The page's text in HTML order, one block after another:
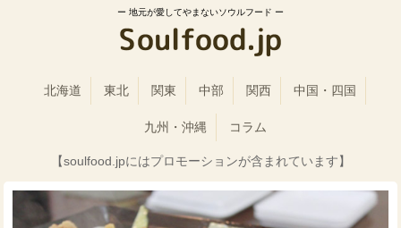
地元が愛してやまないソウルフード
北海道 東北 関東 中部 関西 中国・四国
九州・沖縄 コラム
【soulfood.jpにはプロモーションが含まれています】